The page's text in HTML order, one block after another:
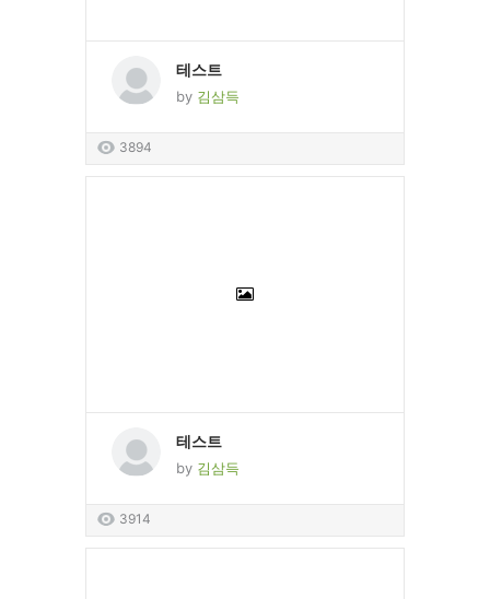
테스트
by 김삼득
3894
테스트
by 김삼득
3914